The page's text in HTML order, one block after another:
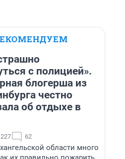
с полицией».
блогерша из
честно
об отдыхе в
62
области много